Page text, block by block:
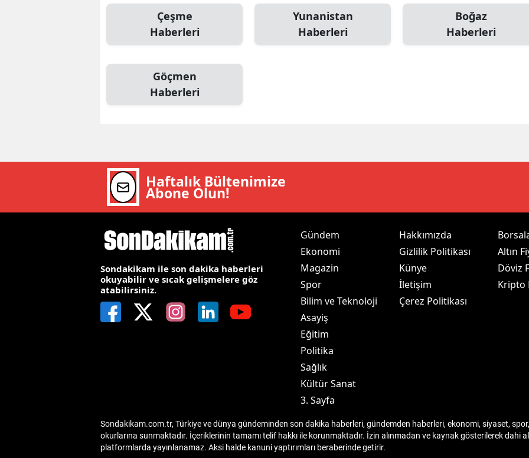
Denizli
Diyarbakır
Gümüşhane
Hatay
Isparta
Çeşme
Haberleri
Yunanistan
Haberleri
Boğaz
Haberleri
Göçmen
Haberleri
Haftalık Bültenimize
Abone Olun!
Sondakikam ile son dakika haberleri
okuyabilir ve sıcak gelişmelere göz
atabilirsiniz.
Gündem
Ekonomi
Magazin
Spor
Bilim ve Teknoloji
Asayiş
Eğitim
Politika
Sağlık
Kültür Sanat
3. Sayfa
Hakkımızda
Gizlilik Politikası
Künye
İletişim
Çerez Politikası
Altın
Döviz
Kripto
Sondakikam.com.tr, Türkiye ve dünya gündeminden son dakika haberleri, gündemden haberleri, ekonomi, siyaset,
okurlarına sunmaktadır. İçeriklerinin tamamı telif hakkı ile korunmaktadır. İzin alınmadan ve kaynak gösterilerek dahi
platformlarda yayınlanamaz. Aksi halde kanuni yaptırımları beraberinde getirir.